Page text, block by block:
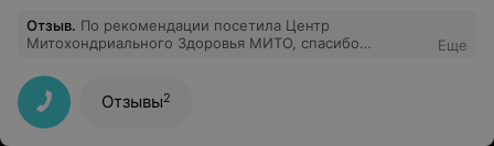
Отзыв. По рекомендации посетила Центр
Митохондриального Здоровья МИТО, спасибо
специалисты большого уровня, все рассказали, на все
вопросы дали ответы. Записалась на программу к
нутрициологу с каждым днем чувствую себя все
лучше.
Еще
Отзывы2